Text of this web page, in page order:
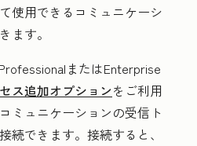
使用できるコミュニケーシ
ます。
またはEnterprise
ス追加オプションをご利用
ミュニケーションの受信ト
続できます。接続すると、